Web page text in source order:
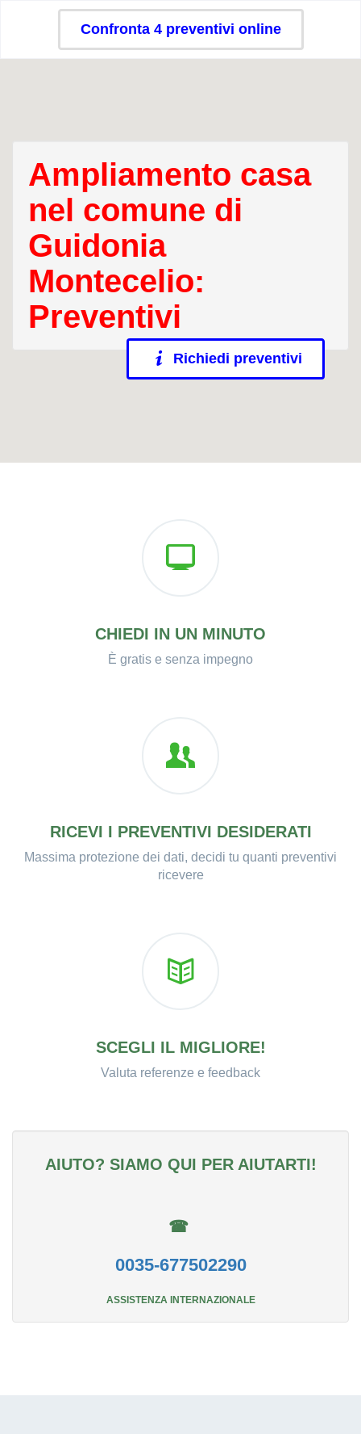
Confronta 4 preventivi online
Ampliamento casa
nel comune di
Guidonia
Montecelio:
Preventivi
Richiedi preventivi
CHIEDI IN UN MINUTO
È gratis e senza impegno
RICEVI I PREVENTIVI DESIDERATI
Massima protezione dei dati, decidi tu quanti preventivi
ricevere
SCEGLI IL MIGLIORE!
Valuta referenze e feedback
AIUTO? SIAMO QUI PER AIUTARTI!
☎
0035-677502290
ASSISTENZA INTERNAZIONALE